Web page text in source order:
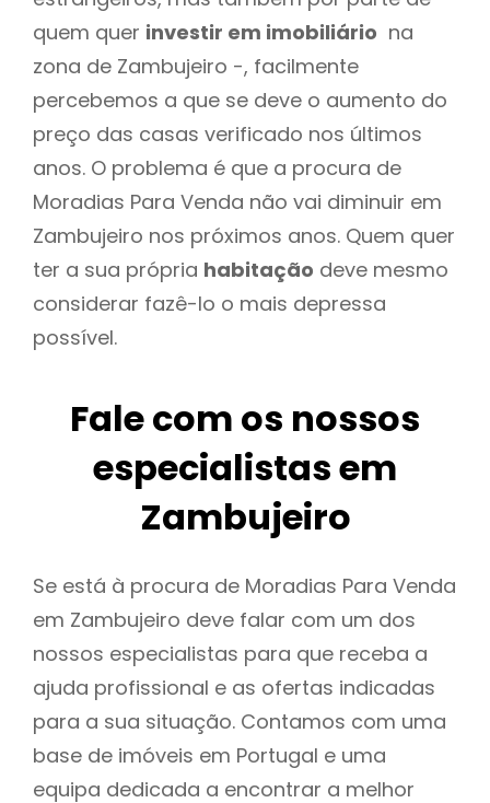
quem quer investir em imobiliário na
zona de Zambujeiro -, facilmente
percebemos a que se deve o aumento do
preço das casas verificado nos últimos
anos. O problema é que a procura de
Moradias Para Venda não vai diminuir em
Zambujeiro nos próximos anos. Quem quer
ter a sua própria habitação deve mesmo
considerar fazê-lo o mais depressa
possível.
Fale com os nossos
especialistas em
Zambujeiro
Se está à procura de Moradias Para Venda
em Zambujeiro deve falar com um dos
nossos especialistas para que receba a
ajuda profissional e as ofertas indicadas
para a sua situação. Contamos com uma
base de imóveis em Portugal e uma
equipa dedicada a encontrar a melhor